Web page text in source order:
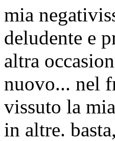
mia
deludente e
altra
nuovo... nel
vissuto la
in altre.